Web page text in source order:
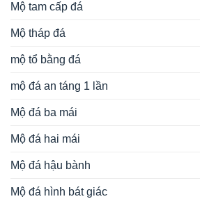
Mộ tam cấp đá
Mộ tháp đá
mộ tổ bằng đá
mộ đá an táng 1 lần
Mộ đá ba mái
Mộ đá hai mái
Mộ đá hậu bành
Mộ đá hình bát giác